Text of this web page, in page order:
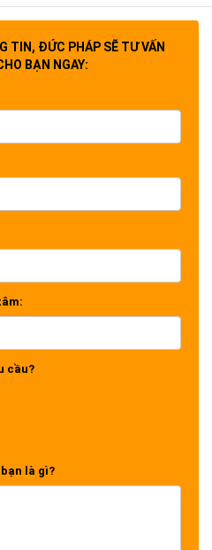
TIN, ĐỨC PHÁP SẼ TƯ VẤN
BẠN NGAY:
cầu?
là gì?